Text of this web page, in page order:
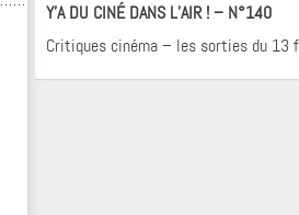
Y’A DU CINÉ DANS L’AIR ! – N°140
Critiques cinéma – les sorties du 13